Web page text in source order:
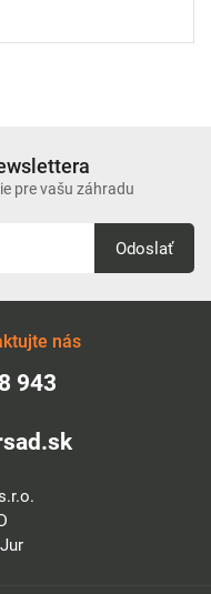
pre vašu záhradu
Odoslať
nás
943